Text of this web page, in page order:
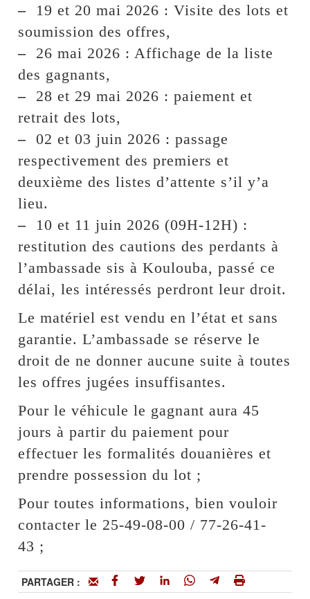
– 19 et 20 mai 2026 : Visite des lots et
soumission des offres,
– 26 mai 2026 : Affichage de la liste
des gagnants,
– 28 et 29 mai 2026 : paiement et
retrait des lots,
– 02 et 03 juin 2026 : passage
respectivement des premiers et
deuxième des listes d’attente s’il y’a
lieu.
– 10 et 11 juin 2026 (09H-12H) :
restitution des cautions des perdants à
l’ambassade sis à Koulouba, passé ce
délai, les intéressés perdront leur droit.
Le matériel est vendu en l’état et sans
garantie. L’ambassade se réserve le
droit de ne donner aucune suite à toutes
les offres jugées insuffisantes.
Pour le véhicule le gagnant aura 45
jours à partir du paiement pour
effectuer les formalités douanières et
prendre possession du lot ;
Pour toutes informations, bien vouloir
contacter le 25-49-08-00 / 77-26-41-
43 ;
PARTAGER :